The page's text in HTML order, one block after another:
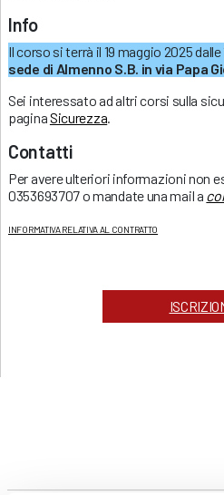
Info
Il corso si terrà il 19 maggio 2025
sede di Almenno S.B. in via Papa
Sei interessato ad altri corsi sulla
paginaSicurezza
Contatti
Per avere ulteriori informazioni non
0353693707 o mandate una mail a
INFORMATIVA RELATIVA AL CONTRATTO